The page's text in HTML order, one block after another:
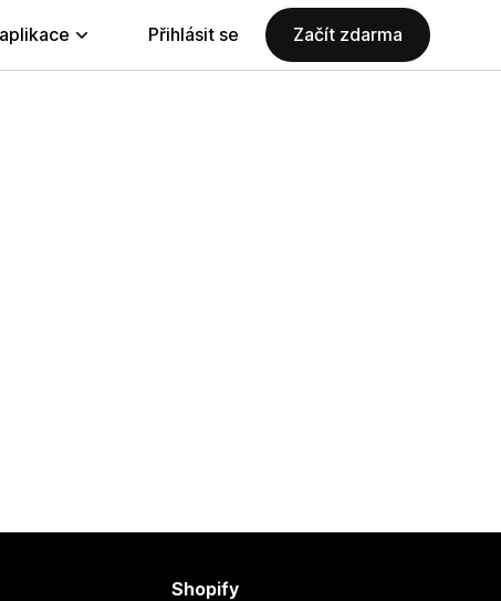
Přihlásit se Začít zdarma
Shopify